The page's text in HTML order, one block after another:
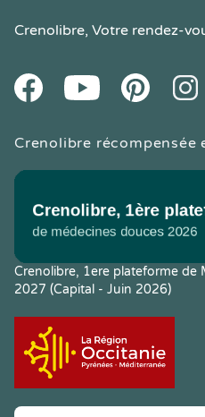
Crenolibre, Votre rendez-
FacebookYoutube Pintereset
Crenolibre récompensée
Crenolibre, 1ere plateforme de
2027 (Capital - Juin 2026)